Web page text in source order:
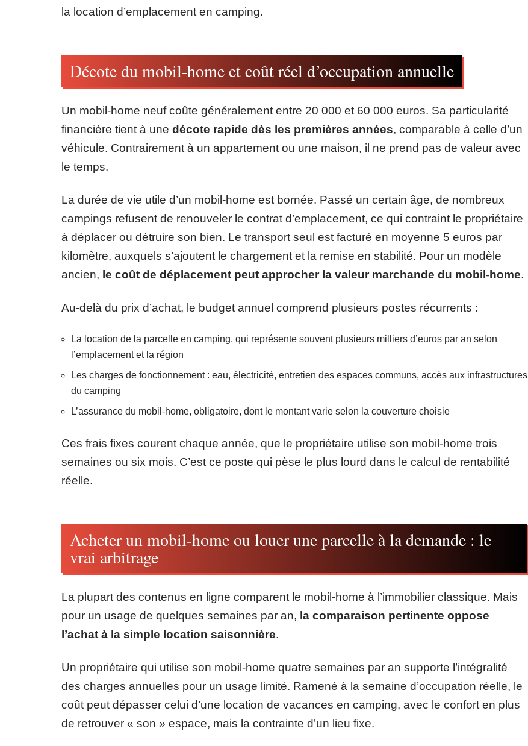
la location d’emplacement en camping.
Décote du mobil-home et coût réel d’occupation annuelle
Un mobil-home neuf coûte généralement entre 20 000 et 60 000 euros. Sa particularité
financière tient à une décote rapide dès les premières années, comparable à celle d’un
véhicule. Contrairement à un appartement ou une maison, il ne prend pas de valeur avec
le temps.
La durée de vie utile d’un mobil-home est bornée. Passé un certain âge, de nombreux
campings refusent de renouveler le contrat d’emplacement, ce qui contraint le propriétaire
à déplacer ou détruire son bien. Le transport seul est facturé en moyenne 5 euros par
kilomètre, auxquels s’ajoutent le chargement et la remise en stabilité. Pour un modèle
ancien, le coût de déplacement peut approcher la valeur marchande du mobil-home.
Au-delà du prix d’achat, le budget annuel comprend plusieurs postes récurrents :
La location de la parcelle en camping, qui représente souvent plusieurs milliers d’euros par an selon
l’emplacement et la région
Les charges de fonctionnement : eau, électricité, entretien des espaces communs, accès aux infrastructures
du camping
L’assurance du mobil-home, obligatoire, dont le montant varie selon la couverture choisie
Ces frais fixes courent chaque année, que le propriétaire utilise son mobil-home trois
semaines ou six mois. C’est ce poste qui pèse le plus lourd dans le calcul de rentabilité
réelle.
Acheter un mobil-home ou louer une parcelle à la demande : le
vrai arbitrage
La plupart des contenus en ligne comparent le mobil-home à l’immobilier classique. Mais
pour un usage de quelques semaines par an, la comparaison pertinente oppose
l’achat à la simple location saisonnière.
Un propriétaire qui utilise son mobil-home quatre semaines par an supporte l’intégralité
des charges annuelles pour un usage limité. Ramené à la semaine d’occupation réelle, le
coût peut dépasser celui d’une location de vacances en camping, avec le confort en plus
de retrouver « son » espace, mais la contrainte d’un lieu fixe.